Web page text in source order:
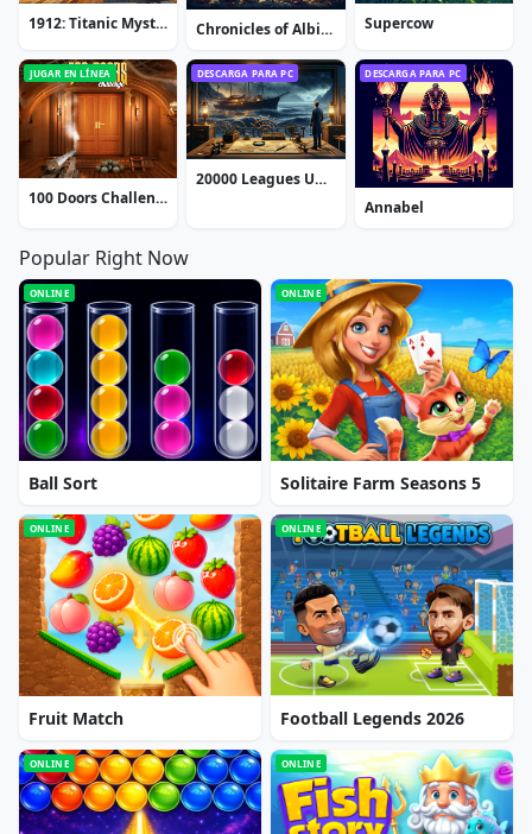
1912: Titanic Mystery Chronicles of Albian: The Magic Convention Supercow
JUGAR EN LÍNEA
100 Doors Challenge
DESCARGA PARA PC
20000 Leagues Under the Sea: Captain Nemo
DESCARGA PARA PC
Annabel
Popular Right Now
ONLINE
Ball Sort
ONLINE
Solitaire Farm Seasons 5
ONLINE
Fruit Match
ONLINE
Football Legends 2026
ONLINE ONLINE